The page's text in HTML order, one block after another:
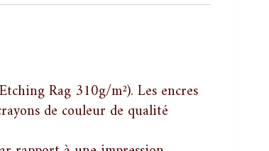
Rag 310g/m²). Les encres
de couleur de qualité